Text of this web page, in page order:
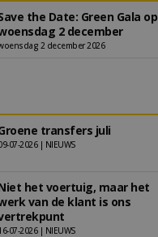
the Date: Green Gala op
2 december
2 december 2026
transfers juli
07-2026 | NIEUWS
het voertuig, maar het
van de klant is ons
07-2026 | NIEUWS